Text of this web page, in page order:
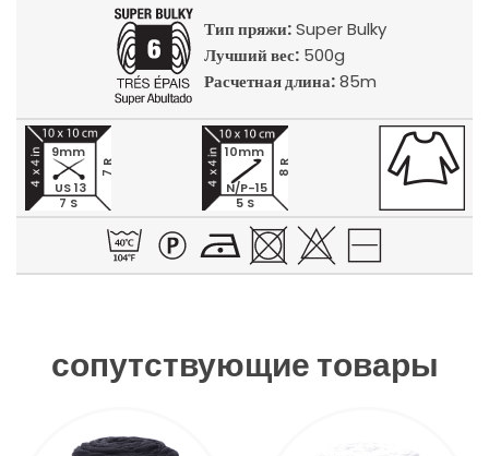
Тип пряжи:Super Bulky
Лучший вес:500g
Расчетная длина:85m
7 S
7 R
9mm
US 13
5 S
8 R
10mm
N/P-15
сопутствующие товары